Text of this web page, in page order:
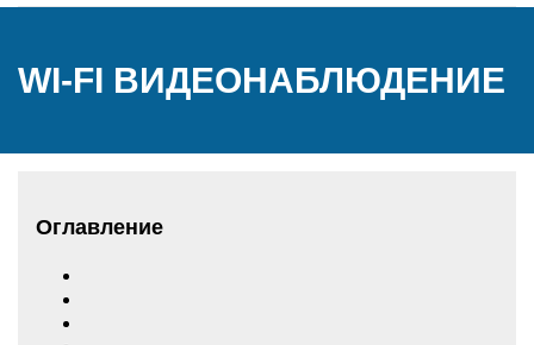
WI-FI ВИДЕОНАБЛЮДЕНИЕ
Оглавление